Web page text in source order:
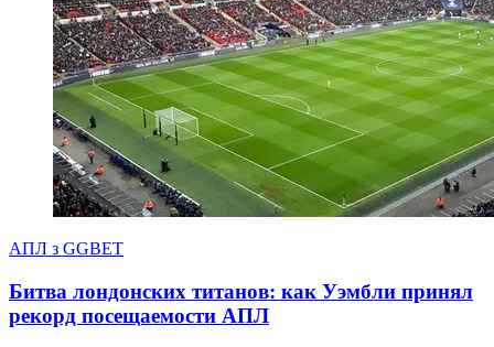
АПЛ з GGBET
Битва лондонских титанов: как Уэмбли принял
рекорд посещаемости АПЛ